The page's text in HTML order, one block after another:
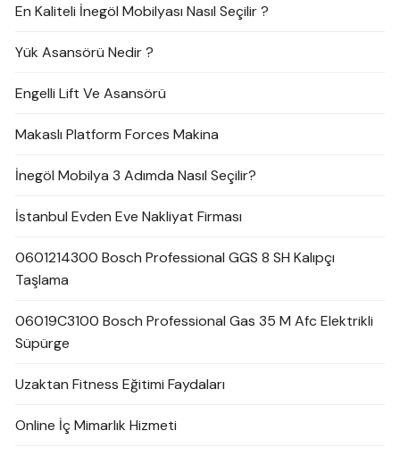
En Kaliteli İnegöl Mobilyası Nasıl Seçilir ?
Yük Asansörü Nedir ?
Engelli Lift Ve Asansörü
Makaslı Platform Forces Makina
İnegöl Mobilya 3 Adımda Nasıl Seçilir?
İstanbul Evden Eve Nakliyat Firması
0601214300 Bosch Professional GGS 8 SH Kalıpçı
Taşlama
06019C3100 Bosch Professional Gas 35 M Afc Elektrikli
Süpürge
Uzaktan Fitness Eğitimi Faydaları
Online İç Mimarlık Hizmeti